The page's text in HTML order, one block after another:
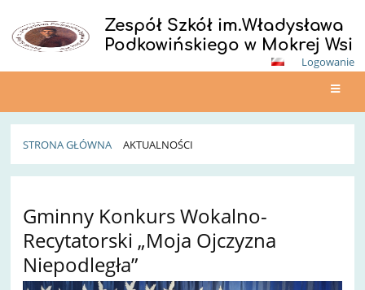
Zespół Szkół im.Władysława
Podkowińskiego w Mokrej Wsi
Logowanie
STRONA GŁÓWNA AKTUALNOŚCI
Gminny Konkurs Wokalno-
Recytatorski „Moja Ojczyzna
Niepodległa”